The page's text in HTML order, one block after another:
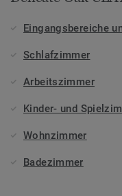
Eingangsbereiche
Schlafzimmer
Arbeitszimmer
Kinder- und
Wohnzimmer
Badezimmer